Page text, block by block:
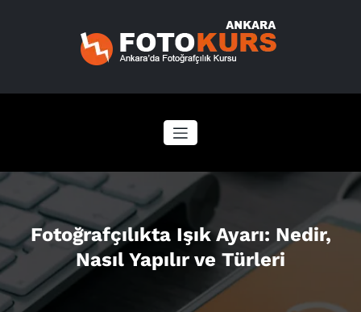
Fotoğrafçılıkta Işık Ayarı: Nedir,
Nasıl Yapılır ve Türleri